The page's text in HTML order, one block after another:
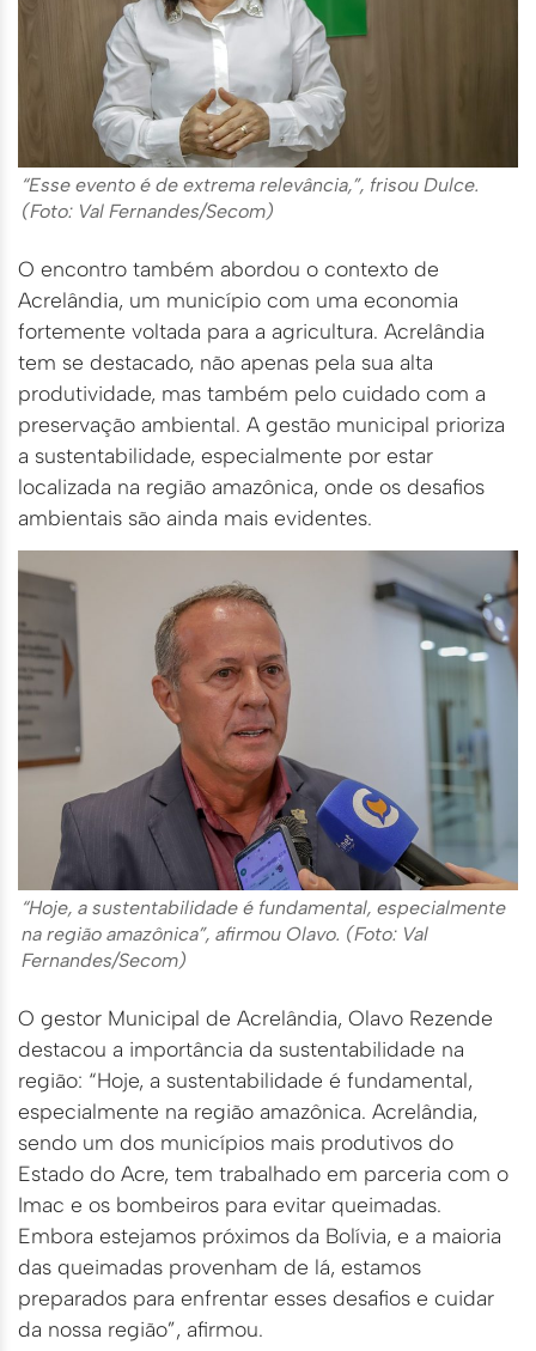
“Esse evento é de extrema relevância,”, frisou Dulce.
(Foto: Val Fernandes/Secom)
O encontro também abordou o contexto de
Acrelândia, um município com uma economia
fortemente voltada para a agricultura. Acrelândia
tem se destacado, não apenas pela sua alta
produtividade, mas também pelo cuidado com a
preservação ambiental. A gestão municipal prioriza
a sustentabilidade, especialmente por estar
localizada na região amazônica, onde os desafios
ambientais são ainda mais evidentes.
“Hoje, a sustentabilidade é fundamental, especialmente
na região amazônica”, afirmou Olavo. (Foto: Val
Fernandes/Secom)
O gestor Municipal de Acrelândia, Olavo Rezende
destacou a importância da sustentabilidade na
região: “Hoje, a sustentabilidade é fundamental,
especialmente na região amazônica. Acrelândia,
sendo um dos municípios mais produtivos do
Estado do Acre, tem trabalhado em parceria com o
Imac e os bombeiros para evitar queimadas.
Embora estejamos próximos da Bolívia, e a maioria
das queimadas provenham de lá, estamos
preparados para enfrentar esses desafios e cuidar
da nossa região”, afirmou.